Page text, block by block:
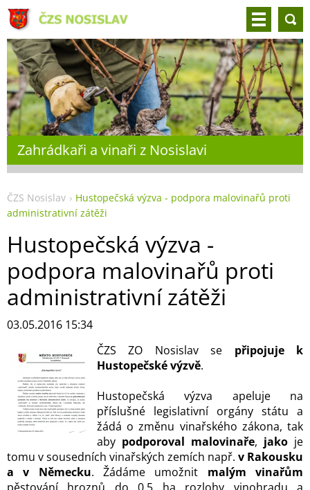
Zahrádkaři a vinaři z Nosislavi
ČZS Nosislav
Hustopečská výzva - podpora malovinařů proti
administrativní zátěži
Hustopečská výzva -
podpora malovinařů proti
administrativní zátěži
03.05.2016 15:34
ČZS ZO Nosislav se připojuje k
Hustopečské výzvě.
Hustopečská výzva apeluje na
příslušné legislativní orgány státu a
žádá o změnu vinařského zákona, tak
aby podporoval malovinaře, jako je
tomu v sousedních vinařských zemích např. v Rakousku
a v
Německu. Žádáme umožnit malým vinařům